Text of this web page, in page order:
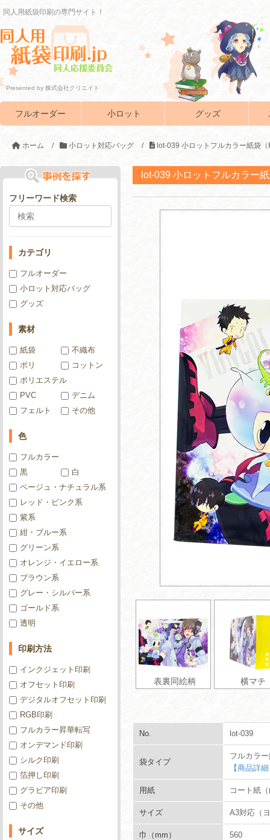
同人用紙袋印刷の専門サイト！
Presented by 株式会社クリエイト
フルオーダー 小ロット グッズ
ホーム / 小ロット対応バッグ / lot-039 小ロットフルカラー紙袋
lot-039 小ロットフルカラー
表裏同絵柄 横マチ
No. lot-039
袋タイプ
フルカラ
【商品詳
用紙 コート紙
サイズ A3対応（
巾（mm） 560
フリーワード検索
カテゴリ
フルオーダー
小ロット対応バッグ
グッズ
素材
紙袋
不織布
ポリ
コットン
ポリエステル
PVC
デニム
フェルト
その他
色
フルカラー
黒
白
ベージュ・ナチュラル系
レッド・ピンク系
紫系
紺・ブルー系
グリーン系
オレンジ・イエロー系
ブラウン系
グレー・シルバー系
ゴールド系
透明
印刷方法
インクジェット印刷
オフセット印刷
デジタルオフセット印刷
RGB印刷
フルカラー昇華転写
オンデマンド印刷
シルク印刷
箔押し印刷
グラビア印刷
その他
サイズ